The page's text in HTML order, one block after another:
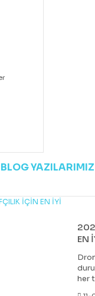
BLOG YAZILARIMIZ
EN
her